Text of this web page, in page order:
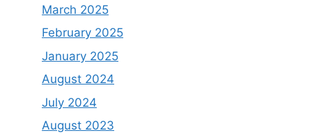
March 2025
February 2025
January 2025
August 2024
July 2024
August 2023